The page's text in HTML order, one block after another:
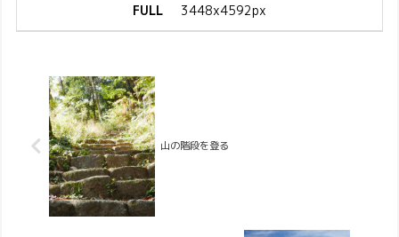
FULL 3448x4592px
山の階段を登る